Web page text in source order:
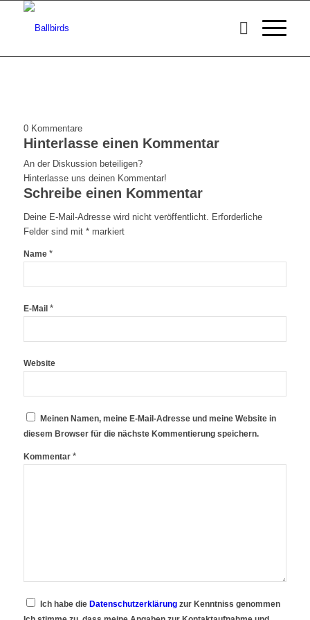
0 Kommentare
Hinterlasse einen Kommentar
An der Diskussion beteiligen?
Hinterlasse uns deinen Kommentar!
Schreibe einen Kommentar
Deine E-Mail-Adresse wird nicht veröffentlicht. Erforderliche
Felder sind mit *markiert
Name *
E-Mail *
Website
Meinen Namen, meine E-Mail-Adresse und meine Website in
diesem Browser für die nächste Kommentierung speichern.
Kommentar *
Ich habe die Datenschutzerklärungzur Kenntniss genommen